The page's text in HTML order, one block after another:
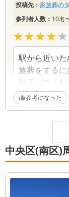
投稿先： 家族葬の
参列者人数： 10名
★★★★★
★★★★★
駅から近い
族葬をする
対応してく
参考になった
中央区(南区)